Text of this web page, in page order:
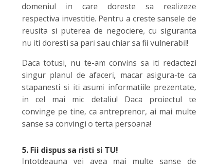
domeniul in care doreste sa realizeze
respectiva investitie. Pentru a creste sansele de
reusita si puterea de negociere, cu siguranta
nu iti doresti sa pari sau chiar sa fii vulnerabil!
Daca totusi, nu te-am convins sa iti redactezi
singur planul de afaceri, macar asigura-te ca
stapanesti si iti asumi informatiile prezentate,
in cel mai mic detaliu! Daca proiectul te
convinge pe tine, ca antreprenor, ai mai multe
sanse sa convingi o terta persoana!
5. Fii dispus sa risti si TU!
Intotdeauna vei avea mai multe sanse de